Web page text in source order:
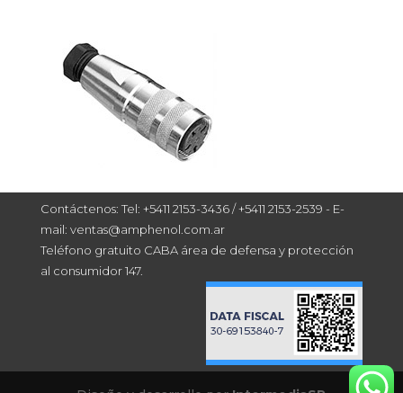
Contáctenos: Tel: +5411 2153-3436 / +5411 2153-2539 - E-
mail: ventas@amphenol.com.ar
Teléfono gratuito CABA área de defensa y protección
al consumidor 147.